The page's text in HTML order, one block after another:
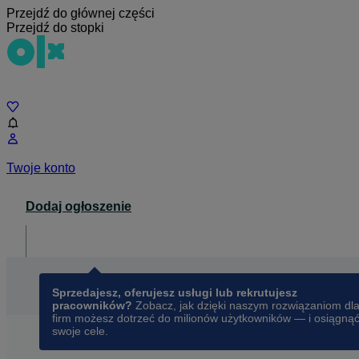
Przejdź do głównej części
Przejdź do stopki
Twoje konto
Dodaj ogłoszenie
Sprzedajesz, oferujesz usługi lub rekrutujesz
pracowników? Zobacz, jak dzięki naszym rozwiązaniom dla
firm możesz dotrzeć do milionów użytkowników — i osiągnąć
swoje cele.